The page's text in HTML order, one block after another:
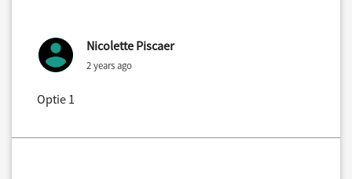
Nicolette Piscaer
2 years ago
Optie 1